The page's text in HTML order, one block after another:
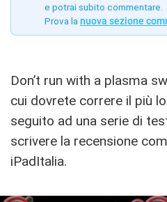
e potrai subito commentare.
Prova la nuova sezione
Don’t run with a plasma
cui dovrete correre il più
seguito ad una serie di
scrivere la recensione
iPadItalia.